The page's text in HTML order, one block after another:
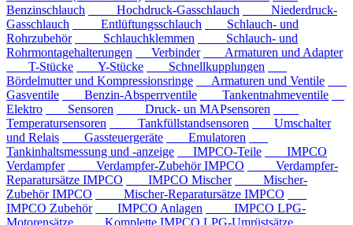
Benzinschlauch
Hochdruck-Gasschlauch
Niederdruck-
Gasschlauch
Entlüftungsschlauch
Schlauch- und
Rohrzubehör
Schlauchklemmen
Schlauch- und
Rohrmontagehalterungen
Verbinder
Armaturen und Adapter
T-Stücke
Y-Stücke
Schnellkupplungen
Bördelmutter und Kompressionsringe
Armaturen und Ventile
Gasventile
Benzin-Absperrventile
Tankentnahmeventile
Elektro
Sensoren
Druck- un MAPsensoren
Temperatursensoren
Tankfüllstandsensoren
Umschalter
und Relais
Gassteuergeräte
Emulatoren
Tankinhaltsmessung und -anzeige
IMPCO-Teile
IMPCO
Verdampfer
Verdampfer-Zubehör IMPCO
Verdampfer-
Reparatursätze IMPCO
IMPCO Mischer
Mischer-
Zubehör IMPCO
Mischer-Reparatursätze IMPCO
IMPCO Zubehör
IMPCO Anlagen
IMPCO LPG-
Motorensätze
Komplette IMPCO LPG-Umrüstsätze